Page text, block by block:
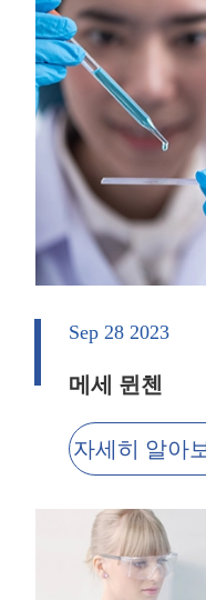
Sep 28 2023
메세 뮌첸
자세히 알아